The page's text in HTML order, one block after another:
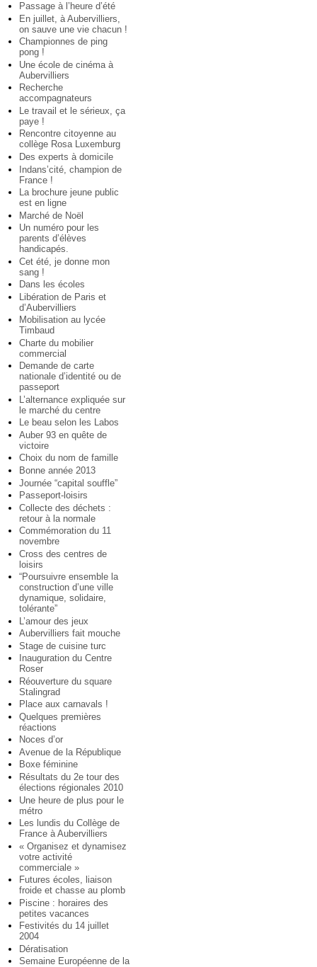
Passage à l’heure d’été
En juillet, à Aubervilliers,
on sauve une vie chacun !
Championnes de ping
pong !
Une école de cinéma à
Aubervilliers
Recherche
accompagnateurs
Le travail et le sérieux, ça
paye !
Rencontre citoyenne au
collège Rosa Luxemburg
Des experts à domicile
Indans’cité, champion de
France !
La brochure jeune public
est en ligne
Marché de Noël
Un numéro pour les
parents d’élèves
handicapés.
Cet été, je donne mon
sang !
Dans les écoles
Libération de Paris et
d’Aubervilliers
Mobilisation au lycée
Timbaud
Charte du mobilier
commercial
Demande de carte
nationale d’identité ou de
passeport
L’alternance expliquée sur
le marché du centre
Le beau selon les Labos
Auber 93 en quête de
victoire
Choix du nom de famille
Bonne année 2013
Journée “capital souffle”
Passeport-loisirs
Collecte des déchets :
retour à la normale
Commémoration du 11
novembre
Cross des centres de
loisirs
“Poursuivre ensemble la
construction d’une ville
dynamique, solidaire,
tolérante”
L’amour des jeux
Aubervilliers fait mouche
Stage de cuisine turc
Inauguration du Centre
Roser
Réouverture du square
Stalingrad
Place aux carnavals !
Quelques premières
réactions
Noces d’or
Avenue de la République
Boxe féminine
Résultats du 2e tour des
élections régionales 2010
Une heure de plus pour le
métro
Les lundis du Collège de
France à Aubervilliers
« Organisez et dynamisez
votre activité
commerciale »
Futures écoles, liaison
froide et chasse au plomb
Piscine : horaires des
petites vacances
Festivités du 14 juillet
2004
Dératisation
Semaine Européenne de la